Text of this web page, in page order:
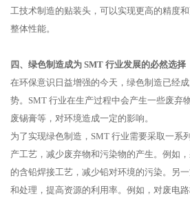
工技术制造的贴装头，可以实现更高的精度
整体性能。
四、绿色制造成为 SMT 行业发展的必然选择
在环保意识日益增强的今天，绿色制造已经
势。SMT 行业在生产过程中会产生一些废弃
废锡膏等，对环境造成一定的影响。
为了实现绿色制造，SMT 行业需要采取一系
产工艺，减少废弃物和污染物的产生。例如
的含铅焊接工艺，减少铅对环境的污染。另
和处理，提高资源的利用率。例如，对废电